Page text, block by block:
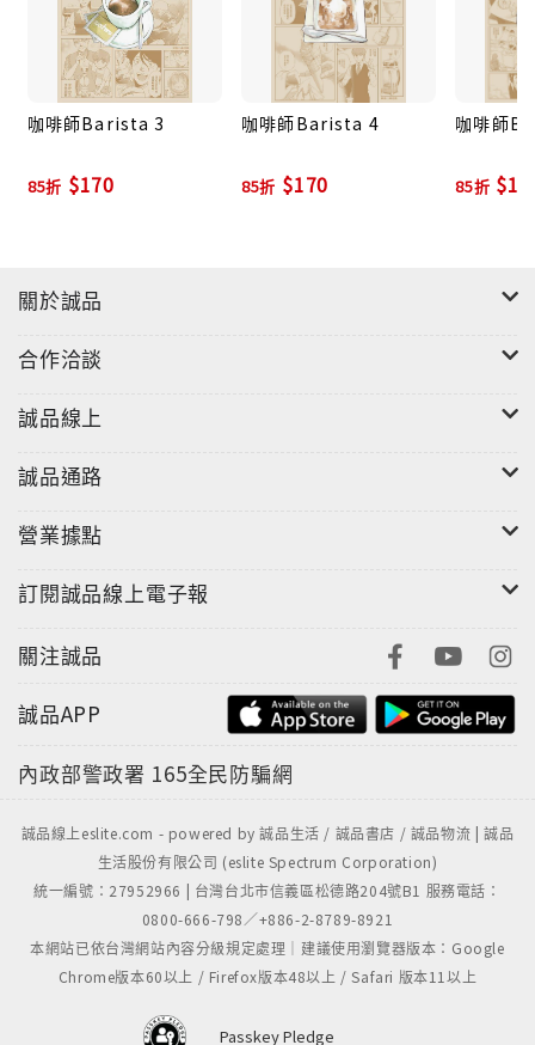
咖啡師Barista 3
85折 $170
咖啡師Barista 4
85折 $170
咖啡師
85折
關於誠品
合作洽談
誠品線上
誠品通路
營業據點
訂閱誠品線上電子報
關注誠品
誠品APP
內政部警政署 165全民防騙網
誠品線上eslite.com - powered by 誠品生活 / 誠品書店 / 誠品物流 | 誠品
生活股份有限公司 (eslite Spectrum Corporation)
統一編號：27952966 | 台灣台北市信義區松德路204號B1 服務電話：
0800-666-798／+886-2-8789-8921
本網站已依台灣網站內容分級規定處理｜建議使用瀏覽器版本：Google
Chrome版本60以上 / Firefox版本48以上 / Safari 版本11以上
Passkey Pledge